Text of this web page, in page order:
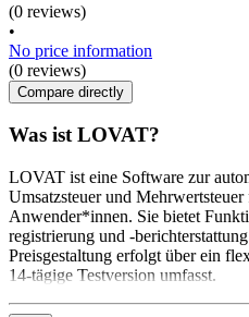
(0 reviews)
•
No price information
(0 reviews)
Compare directly
Was ist LOVAT?
LOVAT ist eine Software zur
Umsatzsteuer und
Anwender*innen. Sie bietet
registrierung und -
Preisgestaltung erfolgt über ein
14-tägige Testversion umfasst.